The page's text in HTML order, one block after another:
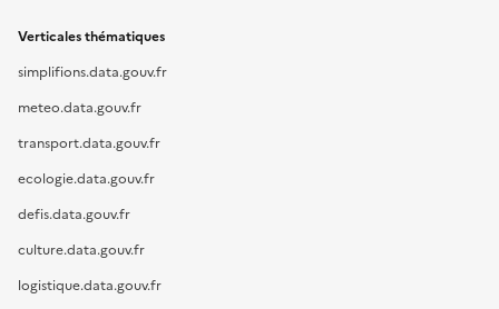
Verticales thématiques
simplifions.data.gouv.fr
meteo.data.gouv.fr
transport.data.gouv.fr
ecologie.data.gouv.fr
defis.data.gouv.fr
culture.data.gouv.fr
logistique.data.gouv.fr